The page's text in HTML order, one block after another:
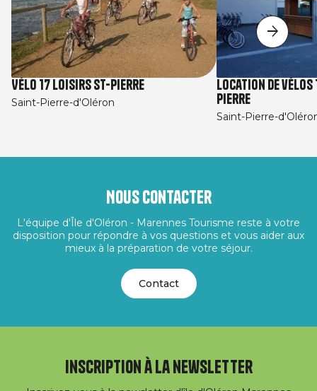
Vélo 17 loisirs St-Pierre
Saint-Pierre-d'Oléron
Location de
Pierre
Saint-Pierre-
Nous contacter
L'équipe d'Île d'Oléron - Marennes Tourisme reste à votre
disposition pour répondre à vos questions et vous aider aux
mieux à la préparation de votre séjour.
Contact
Inscription à la newsletter